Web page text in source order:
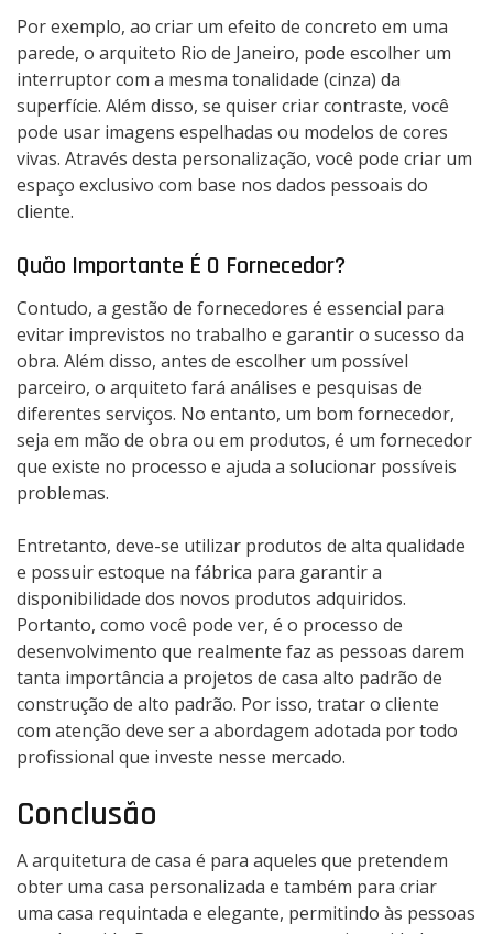
Por exemplo, ao criar um efeito de concreto em uma
parede, o arquiteto Rio de Janeiro, pode escolher um
interruptor com a mesma tonalidade (cinza) da
superfície. Além disso, se quiser criar contraste, você
pode usar imagens espelhadas ou modelos de cores
vivas. Através desta personalização, você pode criar um
espaço exclusivo com base nos dados pessoais do
cliente.
Quão Importante É O Fornecedor?
Contudo, a gestão de fornecedores é essencial para
evitar imprevistos no trabalho e garantir o sucesso da
obra. Além disso, antes de escolher um possível
parceiro, o arquiteto fará análises e pesquisas de
diferentes serviços. No entanto, um bom fornecedor,
seja em mão de obra ou em produtos, é um fornecedor
que existe no processo e ajuda a solucionar possíveis
problemas.
Entretanto, deve-se utilizar produtos de alta qualidade
e possuir estoque na fábrica para garantir a
disponibilidade dos novos produtos adquiridos.
Portanto, como você pode ver, é o processo de
desenvolvimento que realmente faz as pessoas darem
tanta importância a projetos de casa alto padrão de
construção de alto padrão. Por isso, tratar o cliente
com atenção deve ser a abordagem adotada por todo
profissional que investe nesse mercado.
Conclusão
A arquitetura de casa é para aqueles que pretendem
obter uma casa personalizada e também para criar
uma casa requintada e elegante, permitindo às pessoas